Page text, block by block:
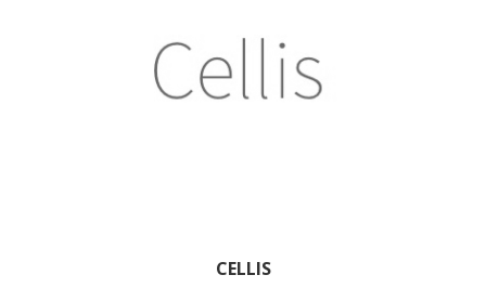
CELLIS